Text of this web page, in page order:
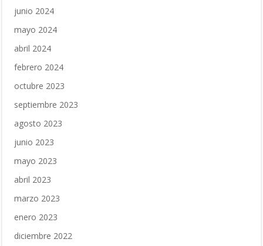
junio 2024
mayo 2024
abril 2024
febrero 2024
octubre 2023
septiembre 2023
agosto 2023
junio 2023
mayo 2023
abril 2023
marzo 2023
enero 2023
diciembre 2022